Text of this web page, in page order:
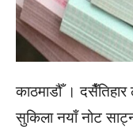
काठमाडौँ ।
सुकिला नयाँ नोट